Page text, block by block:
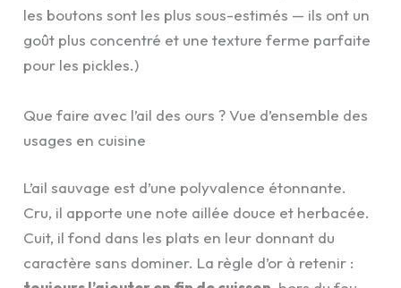
les boutons sont les plus sous-estimés — ils ont un
goût plus concentré et une texture ferme parfaite
pour les pickles.)
Que faire avec l’ail des ours ? Vue d’ensemble des
usages en cuisine
L’ail sauvage est d’une polyvalence étonnante.
Cru, il apporte une note aillée douce et herbacée.
Cuit, il fond dans les plats en leur donnant du
caractère sans dominer. La règle d’or à retenir :